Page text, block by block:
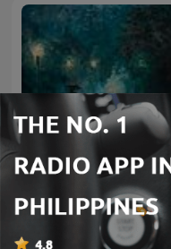
Rainy Sleep - Heavy Rain
and Thunder Sounds